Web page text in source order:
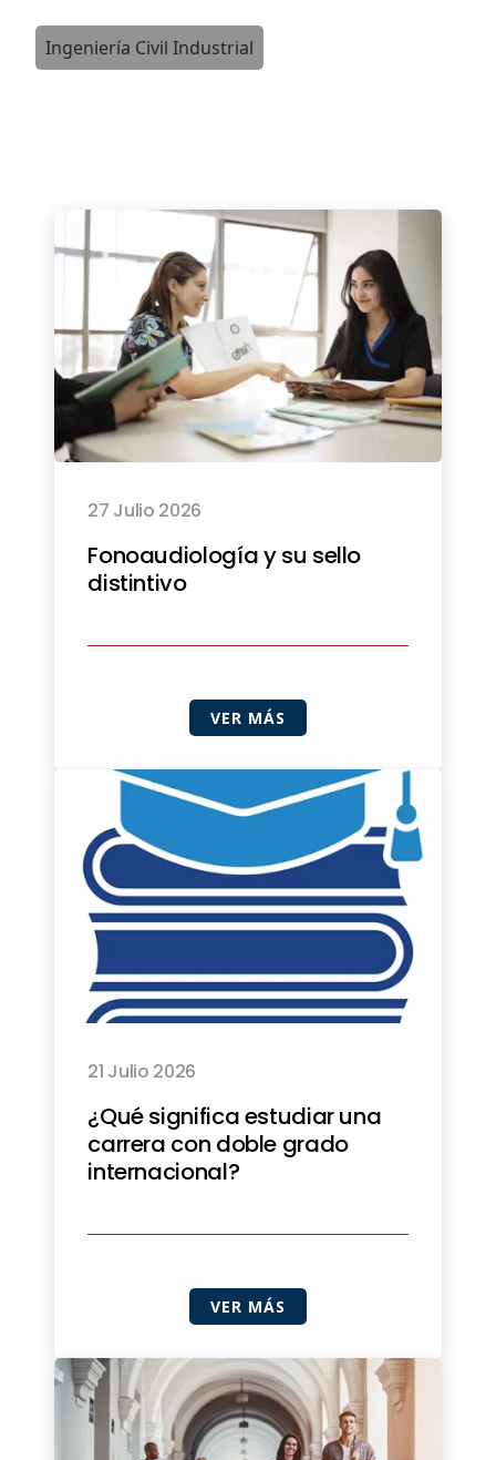
Ingeniería Civil Industrial
27 Julio 2026
Fonoaudiología y su sello
distintivo
VER MÁS
21 Julio 2026
¿Qué significa estudiar una
carrera con doble grado
internacional?
VER MÁS